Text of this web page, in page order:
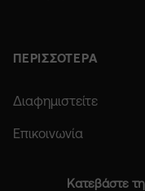
ΠΕΡΙΣΣΟΤΕΡΑ
Διαφημιστείτε
Επικοινωνία
Κατεβάστε